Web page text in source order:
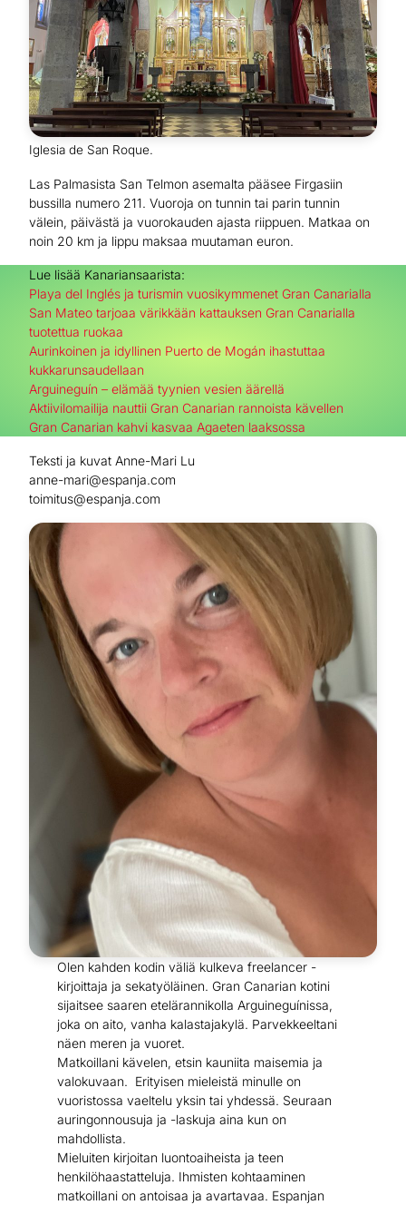
Iglesia de San Roque.
Las Palmasista San Telmon asemalta pääsee Firgasiin
bussilla numero 211. Vuoroja on tunnin tai parin tunnin
välein, päivästä ja vuorokauden ajasta riippuen. Matkaa on
noin 20 km ja lippu maksaa muutaman euron.
Lue lisää Kanariansaarista:
Playa del Inglés ja turismin vuosikymmenet Gran Canarialla
San Mateo tarjoaa värikkään kattauksen Gran Canarialla
tuotettua ruokaa
Aurinkoinen ja idyllinen Puerto de Mogán ihastuttaa
kukkarunsaudellaan
Arguineguín – elämää tyynien vesien äärellä
Aktiivilomailija nauttii Gran Canarian rannoista kävellen
Gran Canarian kahvi kasvaa Agaeten laaksossa
Teksti ja kuvat Anne-Mari Lu
anne-mari@espanja.com
toimitus@espanja.com
Olen kahden kodin väliä kulkeva freelancer -
kirjoittaja ja sekatyöläinen. Gran Canarian kotini
sijaitsee saaren etelärannikolla Arguineguínissa,
joka on aito, vanha kalastajakylä. Parvekkeeltani
näen meren ja vuoret.
Matkoillani kävelen, etsin kauniita maisemia ja
valokuvaan. Erityisen mieleistä minulle on
vuoristossa vaeltelu yksin tai yhdessä. Seuraan
auringonnousuja ja -laskuja aina kun on
mahdollista.
Mieluiten kirjoitan luontoaiheista ja teen
henkilöhaastatteluja. Ihmisten kohtaaminen
matkoillani on antoisaa ja avartavaa. Espanjan